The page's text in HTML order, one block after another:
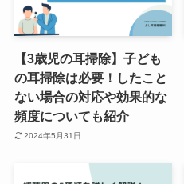
【3歳児の耳掃除】子ども
の耳掃除は必要！したこと
ない場合の対応や効果的な
頻度についても紹介
2024年5月31日